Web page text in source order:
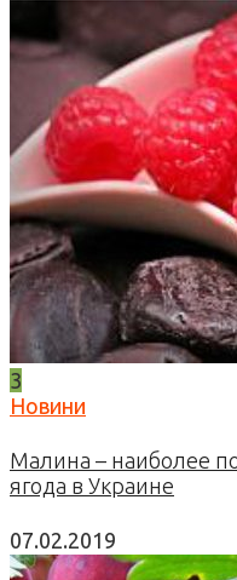
3
Новини
Малина – наиболее
ягода в Украине
07.02.2019